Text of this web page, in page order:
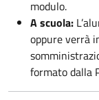
modulo.
A scuola:
oppure verrà
formato dalla